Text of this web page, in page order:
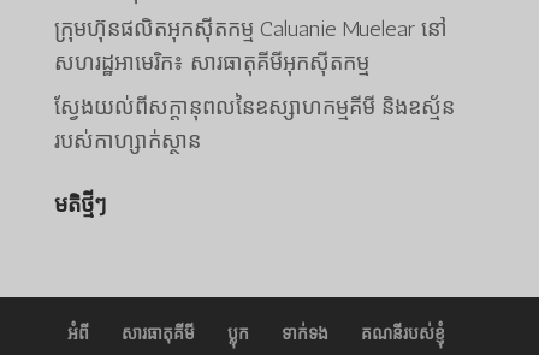
ក្រុមហ៊ុនផលិតអុកស៊ីតកម្ម Caluanie Muelear នៅ
សហរដ្ឋអាមេរិក៖ សារធាតុគីមីអុកស៊ីតកម្ម
ស្វែងយល់ពីសក្តានុពលនៃឧស្សាហកម្មគីមី និងឧស្ម័ន
របស់កាហ្សាក់ស្ថាន
មតិថ្មីៗ
អំពី សារធាតុគីមី ប្លុក ទាក់ទង គណនីរបស់ខ្ញុំ
한국어